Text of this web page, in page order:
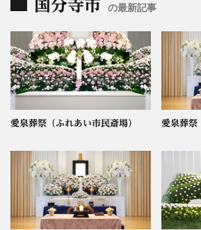
国分寺市 の最新記事
愛泉葬祭（ふれあい市民斎場） 愛泉葬祭